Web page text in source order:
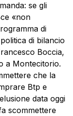
se gli
«non
di
di bilancio
Boccia,
a Montecitorio.
che la
Btp e
data oggi
scommettere